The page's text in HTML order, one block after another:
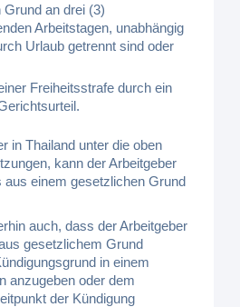
Grund an drei (3)
Arbeitstagen, unabhängig
Urlaub getrennt sind oder
Freiheitsstrafe durch ein
in Thailand unter die oben
kann der Arbeitgeber
aus einem gesetzlichen Grund
auch, dass der Arbeitgeber
gesetzlichem Grund
in einem
anzugeben oder dem
der Kündigung